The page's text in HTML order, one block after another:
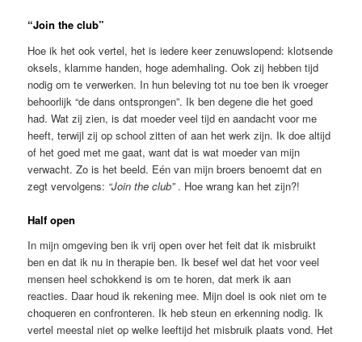
“Join the club”
Hoe ik het ook vertel, het is iedere keer zenuwslopend: klotsende
oksels, klamme handen, hoge ademhaling. Ook zij hebben tijd
nodig om te verwerken. In hun beleving tot nu toe ben ik vroeger
behoorlijk “de dans ontsprongen”. Ik ben degene die het goed
had. Wat zij zien, is dat moeder veel tijd en aandacht voor me
heeft, terwijl zij op school zitten of aan het werk zijn. Ik doe altijd
of het goed met me gaat, want dat is wat moeder van mijn
verwacht. Zo is het beeld. Eén van mijn broers benoemt dat en
zegt vervolgens: “Join the club”. Hoe wrang kan het zijn?!
Half open
In mijn omgeving ben ik vrij open over het feit dat ik misbruikt
ben en dat ik nu in therapie ben. Ik besef wel dat het voor veel
mensen heel schokkend is om te horen, dat merk ik aan
reacties. Daar houd ik rekening mee. Mijn doel is ook niet om te
choqueren en confronteren. Ik heb steun en erkenning nodig. Ik
vertel meestal niet op welke leeftijd het misbruik plaats vond. Het